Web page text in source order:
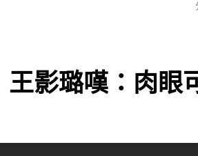
影璐嘆：肉眼